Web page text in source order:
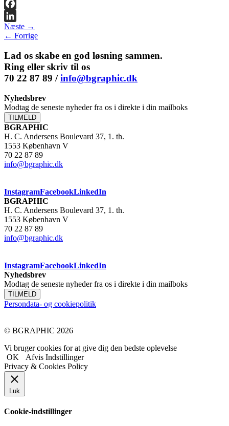
Facebook
LinkedIn
Næste →
← Forrige
Lad os skabe en god løsning sammen.
Ring eller skriv til os
70 22 87 89 /info@bgraphic.dk
Nyhedsbrev
Modtag de seneste nyheder fra os i direkte i din mailboks
TILMELD
BGRAPHIC
H. C. Andersens Boulevard 37, 1. th.
1553 København V
70 22 87 89
info@bgraphic.dk
InstagramFacebookLinkedIn
BGRAPHIC
H. C. Andersens Boulevard 37, 1. th.
1553 København V
70 22 87 89
info@bgraphic.dk
InstagramFacebookLinkedIn
Nyhedsbrev
Modtag de seneste nyheder fra os i direkte i din mailboks
TILMELD
Persondata- og cookiepolitik
© BGRAPHIC 2026
Vi bruger cookies for at give dig den bedste oplevelse
OK
Afvis Indstillinger
Privacy & Cookies Policy
Luk
Cookie-indstillinger